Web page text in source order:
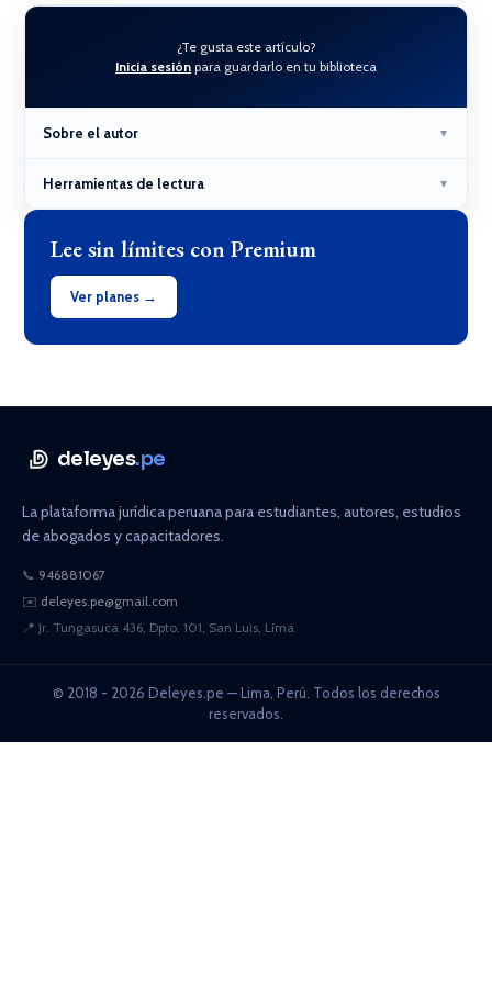
¿Te gusta este artículo?
Inicia sesión para guardarlo en tu biblioteca
Sobre el autor ▼
Herramientas de lectura ▼
Lee sin límites con Premium
Ver planes →
deleyes.pe
La plataforma jurídica peruana para estudiantes, autores, estudios
de abogados y capacitadores.
📞 946881067
✉️ deleyes.pe@gmail.com
📍 Jr. Tungasuca 436, Dpto. 101, San Luis, Lima
© 2018 - 2026 Deleyes.pe — Lima, Perú. Todos los derechos
reservados.